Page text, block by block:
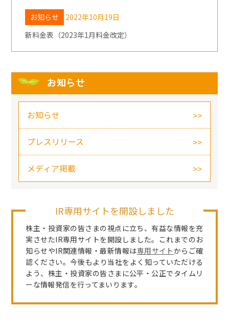
お知らせ
2022年10月19日
新料金表（2023年1月料金改定）
お知らせ
お知らせ
プレスリリース
メディア掲載
IR専用サイトを開設しました
株主・投資家の皆さまの視点に立ち、有益な情報を充
実させたIR専用サイトを開設しました。これまでのお
知らせやIR関連情報・最新情報は専用サイトからご確
認ください。今後もより当社をよく知っていただける
よう、株主・投資家の皆さまに公平・公正でタイムリ
ーな情報発信を行ってまいります。